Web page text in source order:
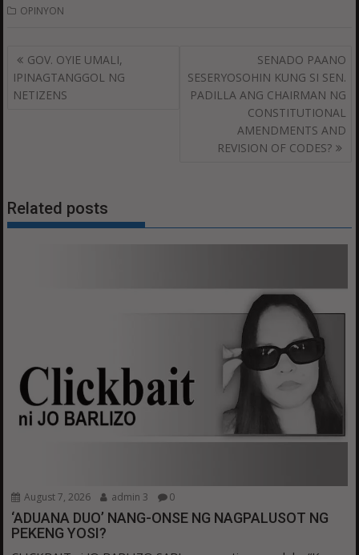
OPINYON
Post
navigation
GOV. OYIE UMALI,
IPINAGTANGGOL NG
NETIZENS
SENADO PAANO
SESERYOSOHIN KUNG SI SEN.
PADILLA ANG CHAIRMAN NG
CONSTITUTIONAL
AMENDMENTS AND
REVISION OF CODES?
Related posts
August 7, 2026 admin 3 0
‘ADUANA DUO’ NANG-ONSE NG NAGPALUSOT NG
PEKENG YOSI?